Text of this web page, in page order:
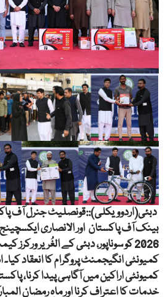
دبئی(اردوویکلی)::قونصلیٹ جنرل آف
2026 کو سوناپور، دبئی کے الغُریر ورکرز
کمیونٹی انگیجمنٹ پروگرام کا انعقاد
کمیونٹی اراکین میں آگاہی پیدا کرنا،
خدمات کا اعتراف کرنا اور ماہِ رمضان